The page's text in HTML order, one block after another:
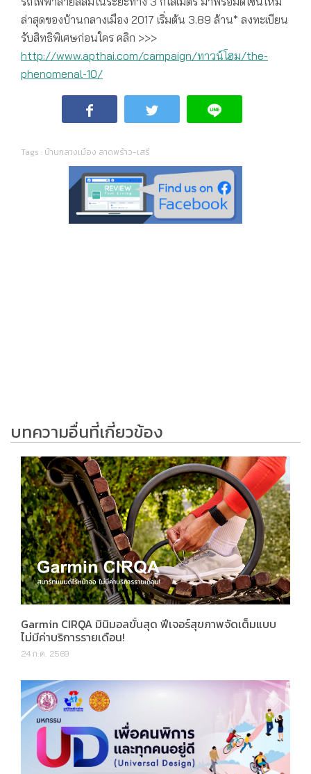
ล่าสุดของบ้านกลางเมือง 2017 เริ่มต้น 3.89 ล้าน* ลงทะเบียน
รับสิทธิพิเศษก่อนใคร คลิก >>>
http://www.apthai.com/campaign/ทาวน์โฮม/the-
phenomenal-10/
Tags : บ้านกลางเมือง ลาดพร้าว-เสรี
บทความอื่นที่เกี่ยวข้อง
Garmin CIRQA มินิมอลขั้นสุด ฟีเจอร์สุขภาพจัดเต็มแบบ
ไม่มีค่าบริการรายเดือน!
24 ก.ค. 2569